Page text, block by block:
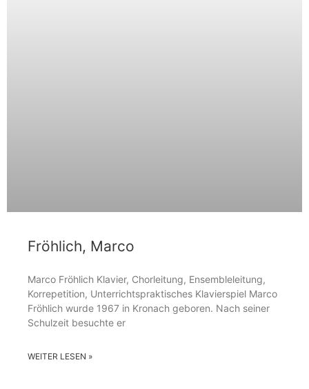
Fröhlich, Marco
Marco Fröhlich Klavier, Chorleitung, Ensembleleitung,
Korrepetition, Unterrichtspraktisches Klavierspiel Marco
Fröhlich wurde 1967 in Kronach geboren. Nach seiner
Schulzeit besuchte er
WEITER LESEN »